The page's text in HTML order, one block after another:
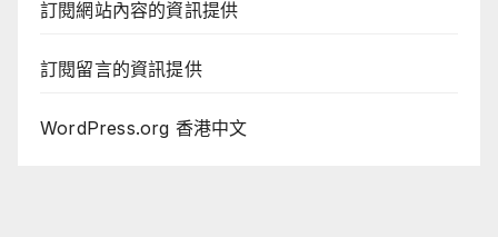
訂閱網站內容的資訊提供
訂閱留言的資訊提供
WordPress.org 香港中文